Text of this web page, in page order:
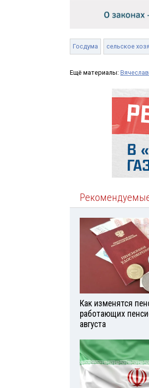
Госдума сельское
Ещё материалы:
Как изменятся
работающих
августа